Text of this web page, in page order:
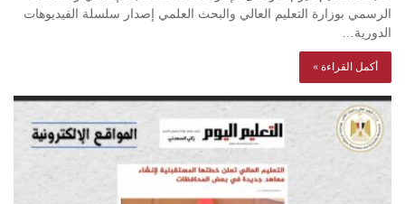
الرسمي بوزارة التعليم العالي والبحث العلمي إصدار سلسلة الفيديوهات
الدورية…
أكمل القراءة »